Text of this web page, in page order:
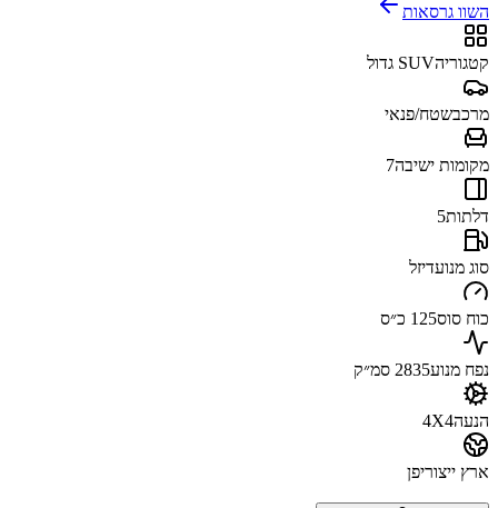
השוו גרסאות
קטגוריהSUV גדול
מרכבשטח/פנאי
מקומות ישיבה7
דלתות5
סוג מנועדיזל
כוח סוס125 כ״ס
נפח מנוע2835 סמ״ק
הנעה4X4
ארץ ייצוריפן